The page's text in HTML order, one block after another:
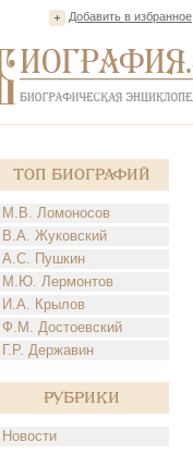
Добавить в избранное
Топ Биографий
М.В. Ломоносов
В.А. Жуковский
А.С. Пушкин
М.Ю. Лермонтов
И.А. Крылов
Ф.М. Достоевский
Г.Р. Державин
Рубрики
Новости